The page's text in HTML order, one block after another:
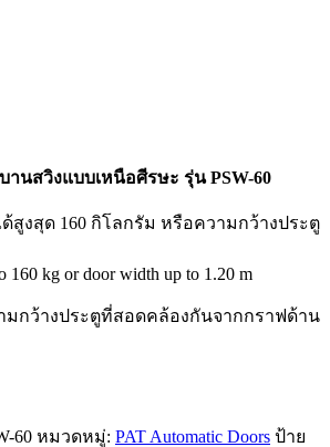
านสวิงแบบเหนือศีรษะ รุ่น PSW-60
สูงสุด 160 กิโลกรัม หรือความกว้างประตู
160 kg or door width up to 1.20 m
กว้างประตูที่สอดคล้องกันจากกราฟด้าน
60 หมวดหมู่: PAT Automatic Doors ป้าย